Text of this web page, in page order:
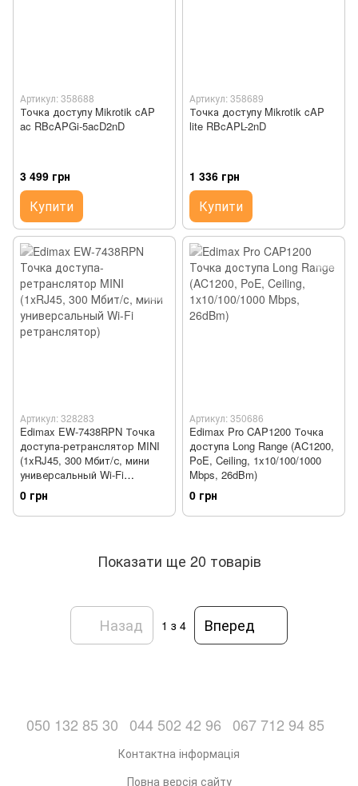
Артикул: 358688
Точка доступу Mikrotik cAP
ac RBcAPGi-5acD2nD
3 499 грн
Купити
Артикул: 358689
Точка доступу Mikrotik cAP
lite RBcAPL-2nD
1 336 грн
Купити
Артикул: 328283
Edimax EW-7438RPN Точка
доступа-ретранслятор MINI
(1xRJ45, 300 Мбит/с, мини
универсальный Wi-Fi
ретранслятор)
0 грн
Артикул: 350686
Edimax Pro CAP1200 Точка
доступа Long Range (AC1200,
PoE, Ceiling, 1x10/100/1000
Mbps, 26dBm)
0 грн
Показати ще 20 товарів
Назад 1 з 4 Вперед
050 132 85 30 044 502 42 96 067 712 94 85
Контактна інформація
Повна версія сайту